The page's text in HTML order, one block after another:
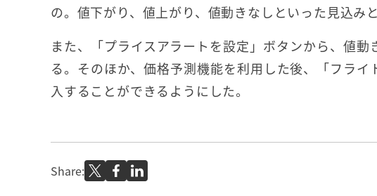
の。値下がり、値上がり、値動きなしといった見込み
また、「プライスアラートを設定」ボタンから、値
る。そのほか、価格予測機能を利用した後、「フラ
入することができるようにした。
Share: